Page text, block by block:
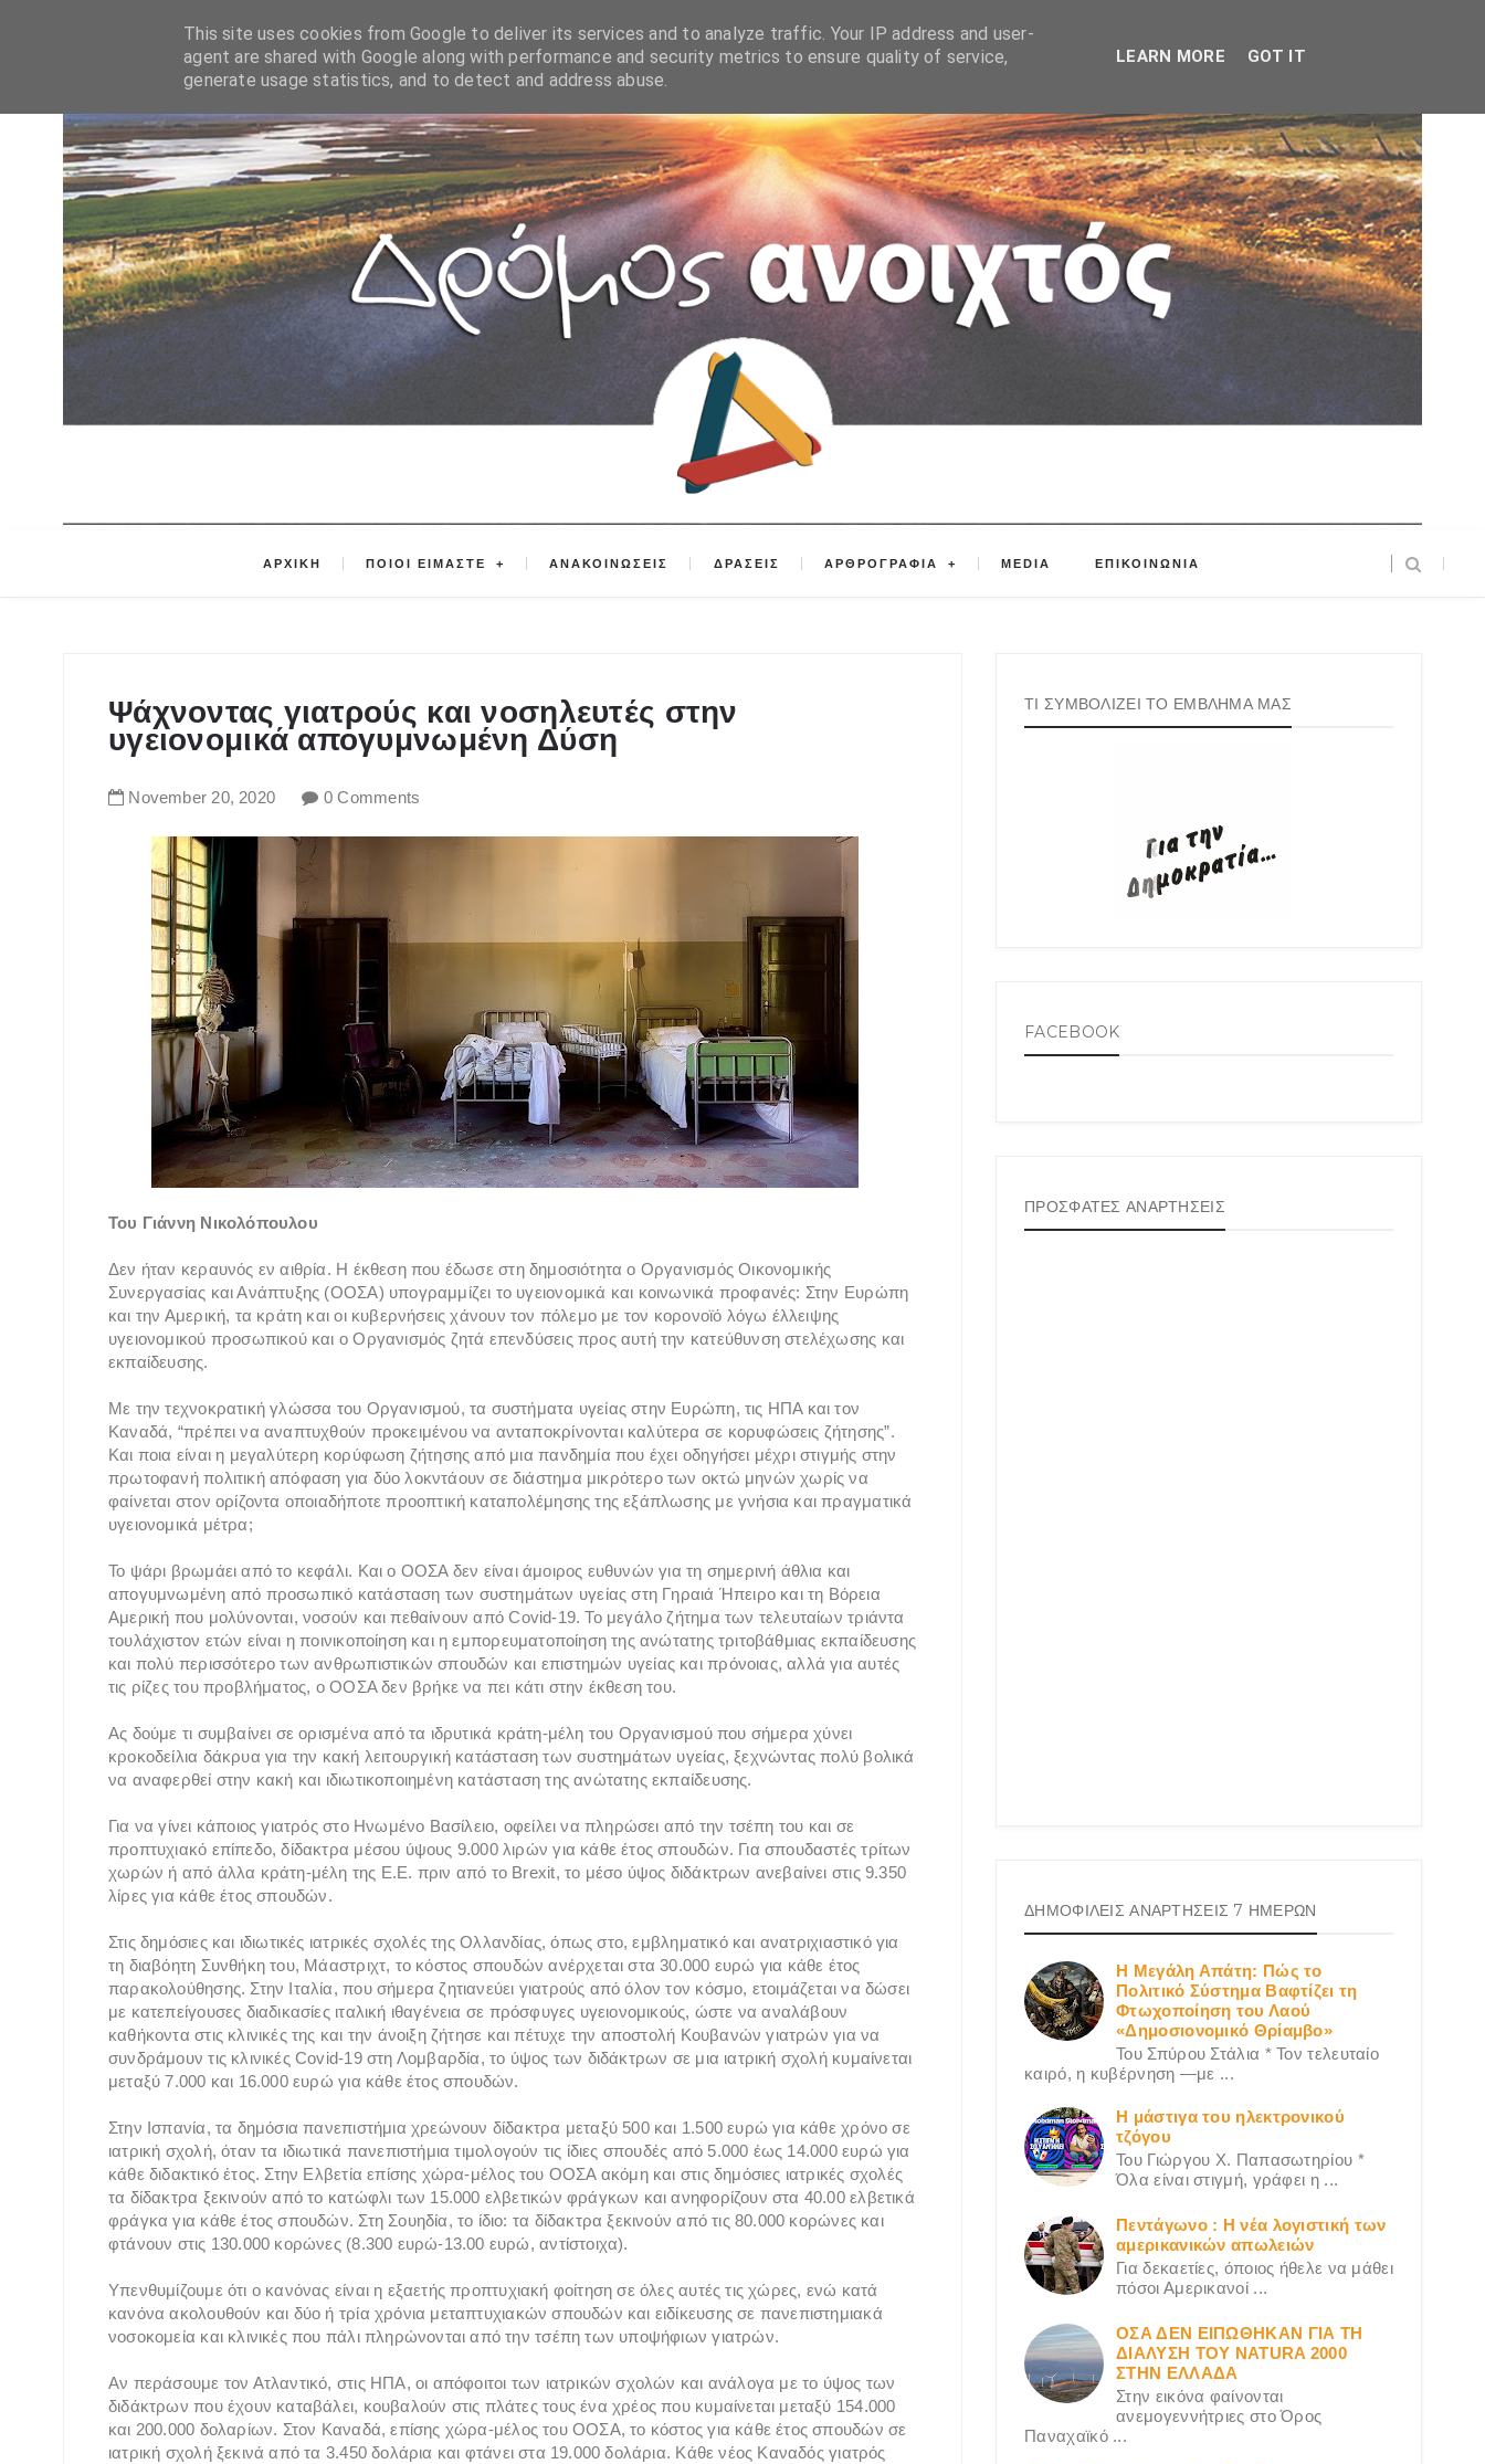
ΑΡΧΙΚΗ ΠΟΙΟΙ ΕΙΜΑΣΤΕ ΑΝΑΚΟΙΝΩΣΕΙΣ ΔΡΑΣΕΙΣ ΑΡΘΡΟΓΡΑΦΙΑ MEDIA ΕΠΙΚΟΙΝΩΝΙΑ
Ψάχνοντας γιατρούς και νοσηλευτές στην
υγειονομικά απογυμνωμένη Δύση
November 20, 2020 0 Comments
Του Γιάννη Νικολόπουλου
Δεν ήταν κεραυνός εν αιθρία. Η έκθεση που έδωσε στη δημοσιότητα ο Οργανισμός Οικονομικής
Συνεργασίας και Ανάπτυξης (ΟΟΣΑ) υπογραμμίζει το υγειονομικά και κοινωνικά προφανές: Στην Ευρώπη
και την Αμερική, τα κράτη και οι κυβερνήσεις χάνουν τον πόλεμο με τον κορονοϊό λόγω έλλειψης
υγειονομικού προσωπικού και ο Οργανισμός ζητά επενδύσεις προς αυτή την κατεύθυνση στελέχωσης και
εκπαίδευσης.
Με την τεχνοκρατική γλώσσα του Οργανισμού, τα συστήματα υγείας στην Ευρώπη, τις ΗΠΑ και τον
Καναδά, “πρέπει να αναπτυχθούν προκειμένου να ανταποκρίνονται καλύτερα σε κορυφώσεις ζήτησης”.
Και ποια είναι η μεγαλύτερη κορύφωση ζήτησης από μια πανδημία που έχει οδηγήσει μέχρι στιγμής στην
πρωτοφανή πολιτική απόφαση για δύο λοκντάουν σε διάστημα μικρότερο των οκτώ μηνών χωρίς να
φαίνεται στον ορίζοντα οποιαδήποτε προοπτική καταπολέμησης της εξάπλωσης με γνήσια και πραγματικά
υγειονομικά μέτρα;
Το ψάρι βρωμάει από το κεφάλι. Και ο ΟΟΣΑ δεν είναι άμοιρος ευθυνών για τη σημερινή άθλια και
απογυμνωμένη από προσωπικό κατάσταση των συστημάτων υγείας στη Γηραιά Ήπειρο και τη Βόρεια
Αμερική που μολύνονται, νοσούν και πεθαίνουν από Covid-19. Το μεγάλο ζήτημα των τελευταίων τριάντα
τουλάχιστον ετών είναι η ποινικοποίηση και η εμπορευματοποίηση της ανώτατης τριτοβάθμιας εκπαίδευσης
και πολύ περισσότερο των ανθρωπιστικών σπουδών και επιστημών υγείας και πρόνοιας, αλλά για αυτές
τις ρίζες του προβλήματος, ο ΟΟΣΑ δεν βρήκε να πει κάτι στην έκθεση του.
Ας δούμε τι συμβαίνει σε ορισμένα από τα ιδρυτικά κράτη-μέλη του Οργανισμού που σήμερα χύνει
κροκοδείλια δάκρυα για την κακή λειτουργική κατάσταση των συστημάτων υγείας, ξεχνώντας πολύ βολικά
να αναφερθεί στην κακή και ιδιωτικοποιημένη κατάσταση της ανώτατης εκπαίδευσης.
Για να γίνει κάποιος γιατρός στο Ηνωμένο Βασίλειο, οφείλει να πληρώσει από την τσέπη του και σε
προπτυχιακό επίπεδο, δίδακτρα μέσου ύψους 9.000 λιρών για κάθε έτος σπουδών. Για σπουδαστές τρίτων
χωρών ή από άλλα κράτη-μέλη της Ε.Ε. πριν από το Brexit, το μέσο ύψος διδάκτρων ανεβαίνει στις 9.350
λίρες για κάθε έτος σπουδών.
Στις δημόσιες και ιδιωτικές ιατρικές σχολές της Ολλανδίας, όπως στο, εμβληματικό και ανατριχιαστικό για
τη διαβόητη Συνθήκη του, Μάαστριχτ, το κόστος σπουδών ανέρχεται στα 30.000 ευρώ για κάθε έτος
παρακολούθησης. Στην Ιταλία, που σήμερα ζητιανεύει γιατρούς από όλον τον κόσμο, ετοιμάζεται να δώσει
με κατεπείγουσες διαδικασίες ιταλική ιθαγένεια σε πρόσφυγες υγειονομικούς, ώστε να αναλάβουν
καθήκοντα στις κλινικές της και την άνοιξη ζήτησε και πέτυχε την αποστολή Κουβανών γιατρών για να
συνδράμουν τις κλινικές Covid-19 στη Λομβαρδία, το ύψος των διδάκτρων σε μια ιατρική σχολή κυμαίνεται
μεταξύ 7.000 και 16.000 ευρώ για κάθε έτος σπουδών.
Στην Ισπανία, τα δημόσια πανεπιστήμια χρεώνουν δίδακτρα μεταξύ 500 και 1.500 ευρώ για κάθε χρόνο σε
ιατρική σχολή, όταν τα ιδιωτικά πανεπιστήμια τιμολογούν τις ίδιες σπουδές από 5.000 έως 14.000 ευρώ για
κάθε διδακτικό έτος. Στην Ελβετία επίσης χώρα-μέλος του ΟΟΣΑ ακόμη και στις δημόσιες ιατρικές σχολές
τα δίδακτρα ξεκινούν από το κατώφλι των 15.000 ελβετικών φράγκων και ανηφορίζουν στα 40.00 ελβετικά
φράγκα για κάθε έτος σπουδών. Στη Σουηδία, το ίδιο: τα δίδακτρα ξεκινούν από τις 80.000 κορώνες και
φτάνουν στις 130.000 κορώνες (8.300 ευρώ-13.00 ευρώ, αντίστοιχα).
Υπενθυμίζουμε ότι ο κανόνας είναι η εξαετής προπτυχιακή φοίτηση σε όλες αυτές τις χώρες, ενώ κατά
κανόνα ακολουθούν και δύο ή τρία χρόνια μεταπτυχιακών σπουδών και ειδίκευσης σε πανεπιστημιακά
νοσοκομεία και κλινικές που πάλι πληρώνονται από την τσέπη των υποψήφιων γιατρών.
Αν περάσουμε τον Ατλαντικό, στις ΗΠΑ, οι απόφοιτοι των ιατρικών σχολών και ανάλογα με το ύψος των
διδάκτρων που έχουν καταβάλει, κουβαλούν στις πλάτες τους ένα χρέος που κυμαίνεται μεταξύ 154.000
και 200.000 δολαρίων. Στον Καναδά, επίσης χώρα-μέλος του ΟΟΣΑ, το κόστος για κάθε έτος σπουδών σε
ιατρική σχολή ξεκινά από τα 3.450 δολάρια και φτάνει στα 19.000 δολάρια. Κάθε νέος Καναδός γιατρός
ΤΙ ΣΥΜΒΟΛΙΖΕΙ ΤΟ ΕΜΒΛΗΜΑ ΜΑΣ
FACEBOOK
ΠΡΟΣΦΑΤΕΣ ΑΝΑΡΤΗΣΕΙΣ
ΔΗΜΟΦΙΛΕΙΣ ΑΝΑΡΤΗΣΕΙΣ 7 ΗΜΕΡΩΝ
Η Μεγάλη Απάτη: Πώς το
Πολιτικό Σύστημα Βαφτίζει τη
Φτωχοποίηση του Λαού
«Δημοσιονομικό Θρίαμβο»
Του Σπύρου Στάλια * Τον τελευταίο
καιρό, η κυβέρνηση —με ...
Η μάστιγα του ηλεκτρονικού
τζόγου
Του Γιώργου X. Παπασωτηρίου *
Όλα είναι στιγμή, γράφει η ...
Πεντάγωνο : Η νέα λογιστική των
αμερικανικών απωλειών
Για δεκαετίες, όποιος ήθελε να μάθει
πόσοι Αμερικανοί ...
ΟΣΑ ΔΕN ΕΙΠΩΘΗΚΑΝ ΓΙΑ ΤΗ
ΔΙΑΛΥΣΗ ΤΟΥ NATURA 2000
ΣΤΗΝ ΕΛΛΑΔΑ
Στην εικόνα φαίνονται
ανεμογεννήτριες στο Όρος
Παναχαϊκό ...
This site uses cookies from Google to deliver its services and to analyze traffic. Your IP address and user-
agent are shared with Google along with performance and security metrics to ensure quality of service,
generate usage statistics, and to detect and address abuse.
LEARN MORE GOT IT